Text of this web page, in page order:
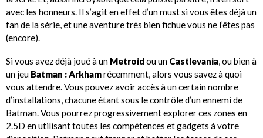
avec les honneurs. Il s’agit en effet d’un must si vous êtes déjà un
fan de la série, et une aventure très bien fichue vous ne l’êtes pas
(encore).
Si vous avez déjà joué à un Metroidou un Castlevania, ou bien à
un jeu Batman : Arkhamrécemment, alors vous savez à quoi
vous attendre. Vous pouvez avoir accès à un certain nombre
d’installations, chacune étant sous le contrôle d’un ennemi de
Batman. Vous pourrez progressivement explorer ces zones en
2.5D en utilisant toutes les compétences et gadgets à votre